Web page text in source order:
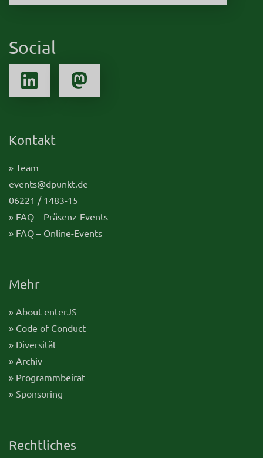
Social
Kontakt
» Team
events@dpunkt.de
06221 / 1483-15
» FAQ – Präsenz-Events
» FAQ – Online-Events
Mehr
» About enterJS
» Code of Conduct
» Diversität
» Archiv
» Programmbeirat
» Sponsoring
Rechtliches